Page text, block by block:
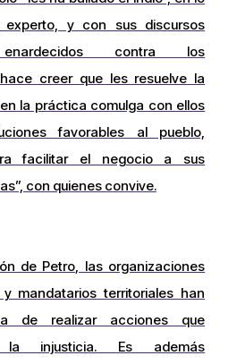
y con sus discursos
enardecidos contra los
creer que les resuelve la
la práctica comulga con ellos
favorables al pueblo,
facilitar el negocio a sus
con quienes convive.
de Petro, las organizaciones
mandatarios territoriales han
de realizar acciones que
la injusticia. Es además